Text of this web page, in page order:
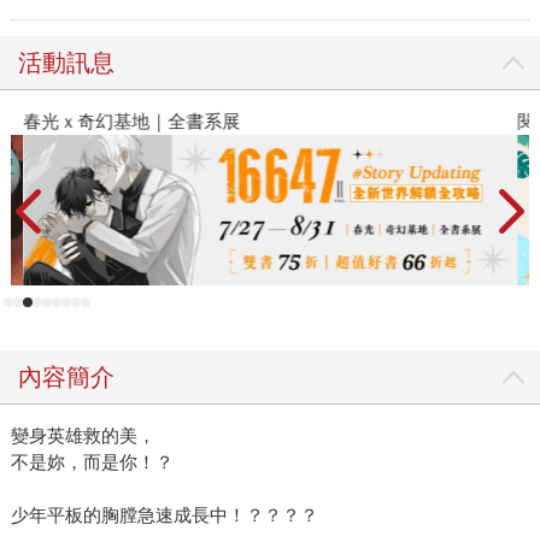
活動訊息
春光ｘ奇幻基地｜全書系展 閱
內容簡介
變身英雄救的美，
不是妳，而是你！？
少年平板的胸膛急速成長中！？？？？